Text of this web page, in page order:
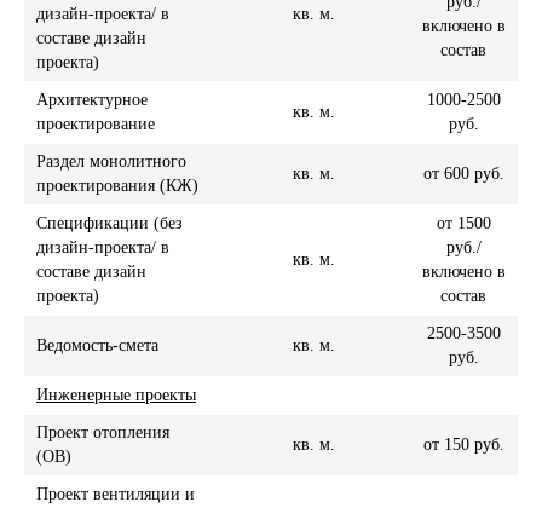
дизайн-проекта/ в
составе дизайн
проекта)
кв. м.
включено в
состав
Архитектурное
проектирование
кв. м.
1000-2500
руб.
Раздел монолитного
проектирования (КЖ)
кв. м. от 600 руб.
Спецификации (без
дизайн-проекта/ в
составе дизайн
проекта)
кв. м.
от 1500
руб./
включено в
состав
Ведомость-смета кв. м.
2500-3500
руб.
Инженерные проекты
Проект отопления
(ОВ)
кв. м. от 150 руб.
Проект вентиляции и